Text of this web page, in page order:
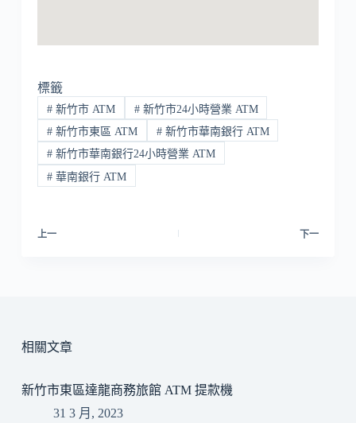
標籤
#新竹市 ATM #新竹市24小時營業 ATM
#新竹市東區 ATM #新竹市華南銀行 ATM
#新竹市華南銀行24小時營業 ATM
#華南銀行 ATM
上一 下一
相關文章
新竹市東區達龍商務旅館 ATM 提款機
31 3 月, 2023